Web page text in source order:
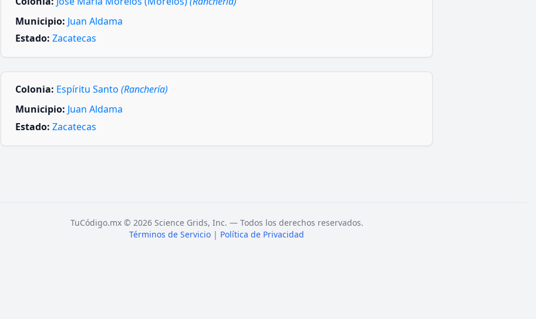
Municipio: Juan Aldama
Estado: Zacatecas
Colonia: Espíritu Santo (Ranchería)
Municipio: Juan Aldama
Estado: Zacatecas
TuCódigo.mx © 2026 Science Grids, Inc. — Todos los derechos reservados.
Términos de Servicio | Política de Privacidad